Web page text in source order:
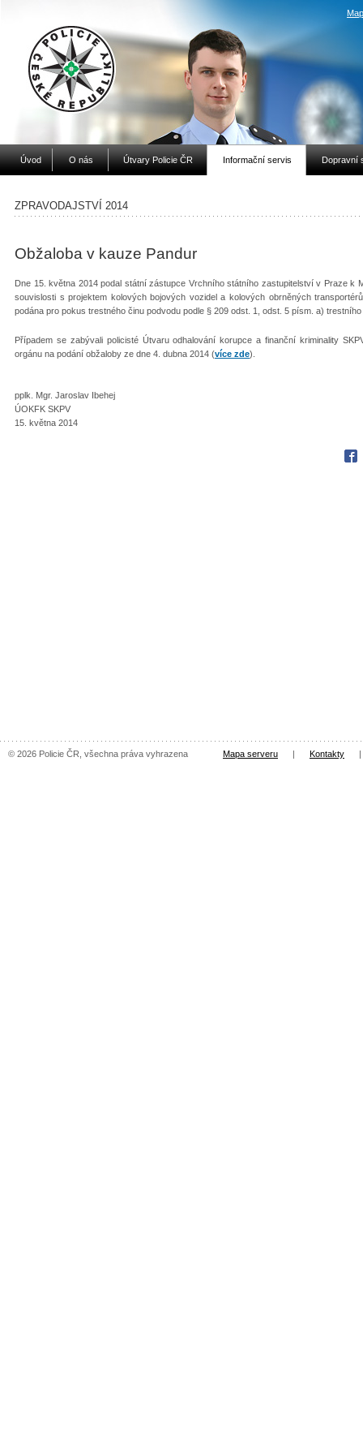
Úvod O nás Útvary Policie ČR Informační servis Dopravní
ZPRAVODAJSTVÍ 2014
Obžaloba v kauze Pandur
Dne 15. května 2014 podal státní zástupce Vrchního státního zastupitelství v Praze k
souvislosti s projektem kolových bojových vozidel a kolových obrněných
podána pro pokus trestného činu podvodu podle § 209 odst. 1, odst. 5 písm. a)
Případem se zabývali policisté Útvaru odhalování korupce a finanční kriminality
orgánu na podání obžaloby ze dne 4. dubna 2014 (více zde).
pplk. Mgr. Jaroslav Ibehej
ÚOKFK SKPV
15. května 2014
© 2026 Policie ČR, všechna práva vyhrazena Mapa serveru | Kontakty |